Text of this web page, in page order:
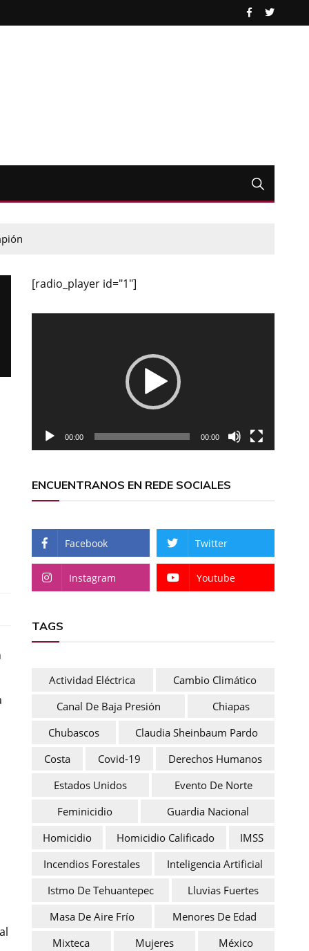
[radio_player id="1"]
00:00 00:00
ENCUENTRANOS EN REDE SOCIALES
Facebook Twitter
Instagram Youtube
TAGS
Actividad Eléctrica
Cambio Climático
Canal De Baja Presión
Chiapas
Chubascos
Claudia Sheinbaum Pardo
Costa
Covid-19
Derechos Humanos
Estados Unidos
Evento De Norte
Feminicidio
Guardia Nacional
Homicidio
Homicidio Calificado
IMSS
Incendios Forestales
Inteligencia Artificial
Istmo De Tehuantepec
Lluvias Fuertes
Masa De Aire Frío
Menores De Edad
Mixteca
Mujeres
México